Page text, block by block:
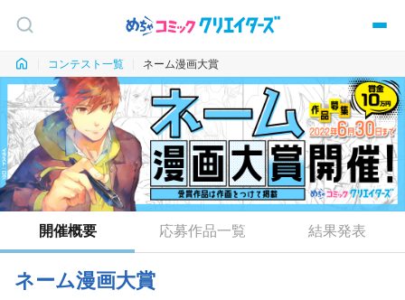
コンテスト一覧 ネーム漫画大賞
開催概要 応募作品一覧 結果発表
ネーム漫画大賞